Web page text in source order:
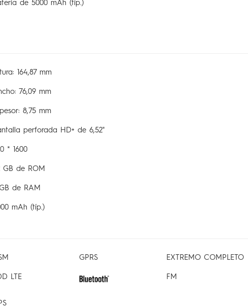
de 5000 mAh (típ.)
164,87 mm
76,09 mm
8,75 mm
perforada HD+ de 6,52"
* 1600
GB de ROM
de RAM
mAh (típ.)
GPRS EXTREMO COMPLETO
LTE FM